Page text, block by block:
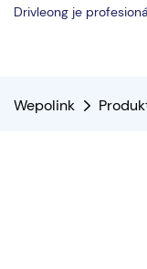
Drivleong je
Wepolink